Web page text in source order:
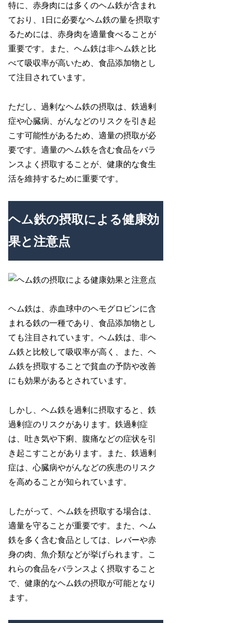
特に、赤身肉には多くのヘム鉄が含まれ
ており、1日に必要なヘム鉄の量を摂取す
るためには、赤身肉を適量食べることが
重要です。また、ヘム鉄は非ヘム鉄と比
べて吸収率が高いため、食品添加物とし
て注目されています。
ただし、過剰なヘム鉄の摂取は、鉄過剰
症や心臓病、がんなどのリスクを引き起
こす可能性があるため、適量の摂取が必
要です。適量のヘム鉄を含む食品をバラ
ンスよく摂取することが、健康的な食生
活を維持するために重要です。
ヘム鉄の摂取による健康効
果と注意点
ヘム鉄は、赤血球中のヘモグロビンに含
まれる鉄の一種であり、食品添加物とし
ても注目されています。ヘム鉄は、非ヘ
ム鉄と比較して吸収率が高く、また、ヘ
ム鉄を摂取することで貧血の予防や改善
にも効果があるとされています。
しかし、ヘム鉄を過剰に摂取すると、鉄
過剰症のリスクがあります。鉄過剰症
は、吐き気や下痢、腹痛などの症状を引
き起こすことがあります。また、鉄過剰
症は、心臓病やがんなどの疾患のリスク
を高めることが知られています。
したがって、ヘム鉄を摂取する場合は、
適量を守ることが重要です。また、ヘム
鉄を多く含む食品としては、レバーや赤
身の肉、魚介類などが挙げられます。こ
れらの食品をバランスよく摂取すること
で、健康的なヘム鉄の摂取が可能となり
ます。